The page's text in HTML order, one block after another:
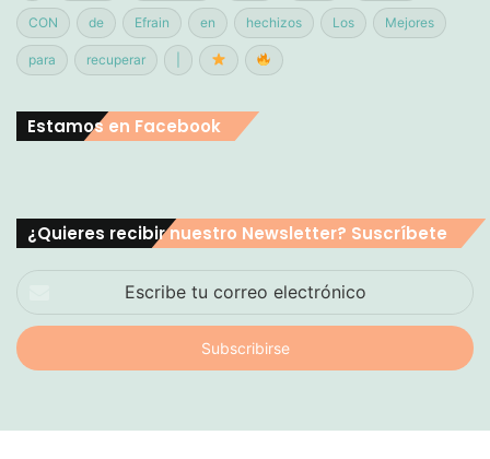
CON de Efrain en hechizos Los Mejores
para recuperar
Estamos en Facebook
¿Quieres recibir nuestro Newsletter? Suscríbete
correo
electrónico